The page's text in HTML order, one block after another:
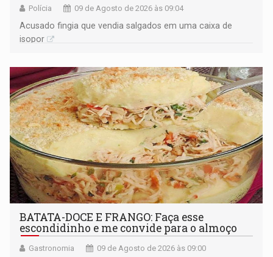
Polícia 09 de Agosto de 2026 às 09:04
Acusado fingia que vendia salgados em uma caixa de
isopor
BATATA-DOCE E FRANGO: Faça esse
escondidinho e me convide para o almoço
Gastronomia 09 de Agosto de 2026 às 09:00